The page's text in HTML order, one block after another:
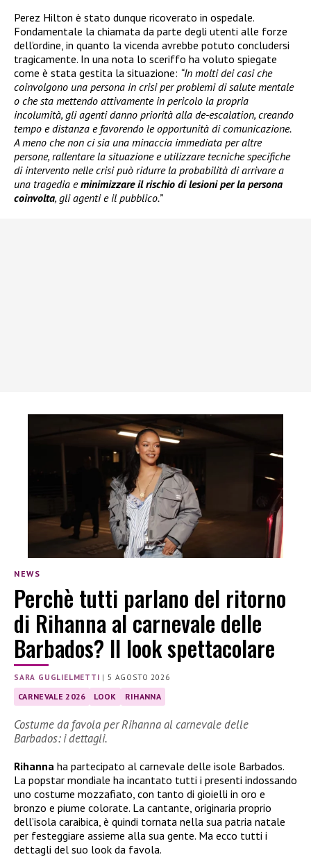
Perez Hilton è stato dunque ricoverato in ospedale.
Fondamentale la chiamata da parte degli utenti alle forze
dell’ordine, in quanto la vicenda avrebbe potuto concludersi
tragicamente. In una nota lo sceriffo ha voluto spiegate
come è stata gestita la situazione: “In molti dei casi che
coinvolgono una persona in crisi per problemi di salute mentale
o che sta mettendo attivamente in pericolo la propria
incolumità, gli agenti danno priorità alla de-escalation, creando
tempo e distanza e favorendo le opportunità di comunicazione.
A meno che non ci sia una minaccia immediata per altre
persone, rallentare la situazione e utilizzare tecniche specifiche
di intervento nelle crisi può ridurre la probabilità di arrivare a
una tragedia eminimizzare il rischio di lesioni per la persona
coinvolta, gli agenti e il pubblico.”
NEWS
Perchè tutti parlano del ritorno
di Rihanna al carnevale delle
Barbados? Il look spettacolare
SARA GUGLIELMETTI |5 AGOSTO 2026
CARNEVALE 2026 LOOK RIHANNA
Costume da favola per Rihanna al carnevale delle
Barbados: i dettagli.
Rihanna ha partecipato al carnevale delle isole Barbados.
La popstar mondiale ha incantato tutti i presenti indossando
uno costume mozzafiato, con tanto di gioielli in oro e
bronzo e piume colorate. La cantante, originaria proprio
dell’isola caraibica, è quindi tornata nella sua patria natale
per festeggiare assieme alla sua gente. Ma ecco tutti i
dettagli del suo look da favola.